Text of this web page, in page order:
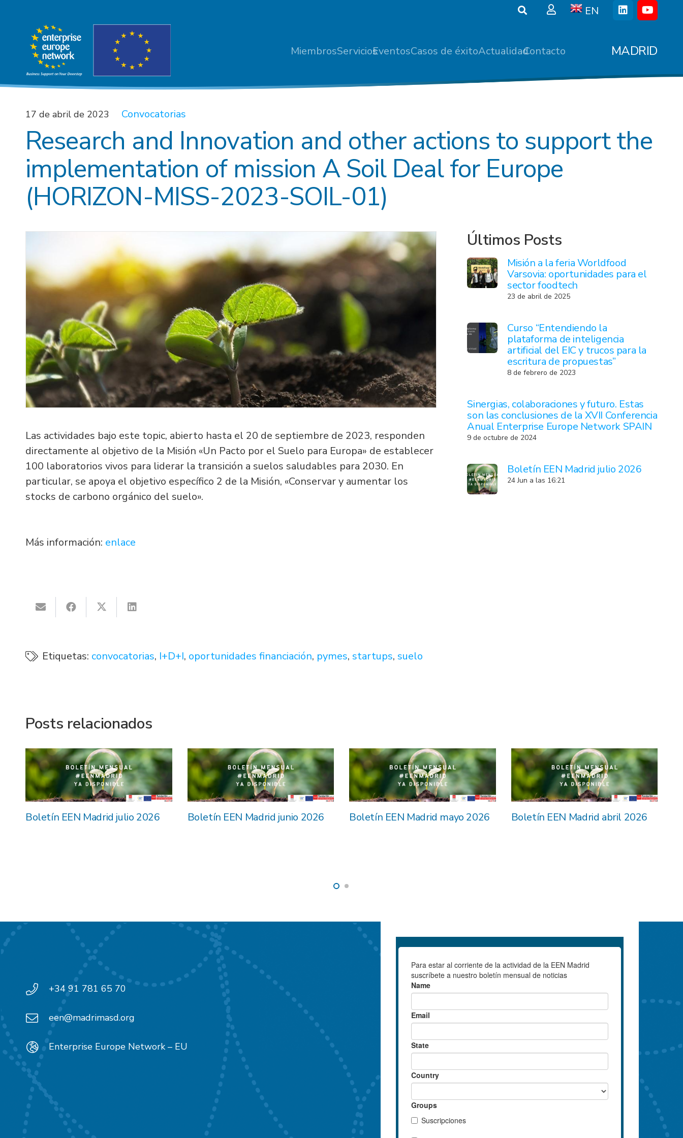
EN
MiembrosServiciosEventosCasos de éxitoActualidadContacto MADRID
17 de abril de 2023 Convocatorias
Research and Innovation and other actions to support the
implementation of mission A Soil Deal for Europe
(HORIZON-MISS-2023-SOIL-01)
Las actividades bajo este topic, abierto hasta el 20 de septiembre de 2023, responden
directamente al objetivo de la Misión «Un Pacto por el Suelo para Europa» de establecer
100 laboratorios vivos para liderar la transición a suelos saludables para 2030. En
particular, se apoya el objetivo específico 2 de la Misión, «Conservar y aumentar los
stocks de carbono orgánico del suelo».
Más información: enlace
Etiquetas: convocatorias, I+D+I, oportunidades financiación, pymes, startups, suelo
Últimos Posts
Misión a la feria Worldfood
Varsovia: oportunidades para el
sector foodtech
23 de abril de 2025
Curso “Entendiendo la
plataforma de inteligencia
artificial del EIC y trucos para la
escritura de propuestas”
8 de febrero de 2023
Sinergias, colaboraciones y futuro. Estas
son las conclusiones de la XVII Conferencia
Anual Enterprise Europe Network SPAIN
9 de octubre de 2024
Boletín EEN Madrid julio 2026
24 Jun a las 16:21
Posts relacionados
Boletín EEN Madrid julio 2026 Boletín EEN Madrid junio 2026 Boletín EEN Madrid mayo 2026 Boletín EEN Madrid abril 2026
+34 91 781 65 70
een@madrimasd.org
Enterprise Europe Network – EU